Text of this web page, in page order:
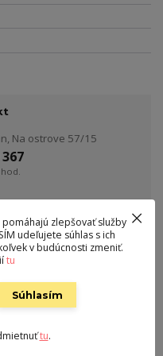
Na ostrove 57/15
zlepšovať služby
udeľujete súhlas s ich
v budúcnosti zmeniť.
tu
Súhlasím
tu.